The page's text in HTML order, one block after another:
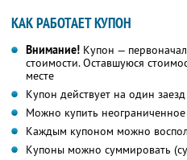
КАК РАБОТАЕТ КУПОН
Внимание! Купон —
стоимости. Оставшуюся
месте
Купон действует на один заезд
Можно купить
Каждым купоном можно
Купоны можно суммировать